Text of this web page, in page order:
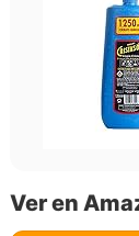
Ver en